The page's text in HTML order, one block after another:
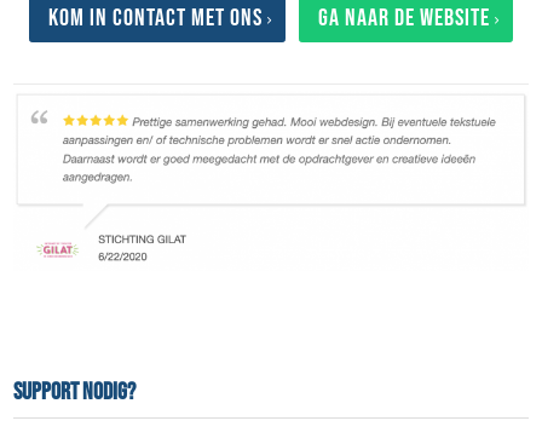
Kom in contact met ons Ga naar de website
Support nodig?